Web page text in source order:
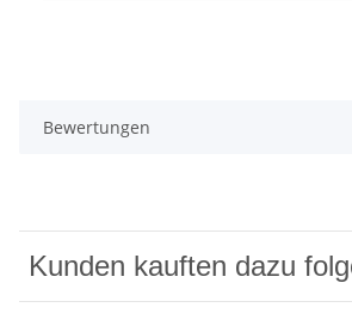
Bewertungen
Kunden kauften dazu